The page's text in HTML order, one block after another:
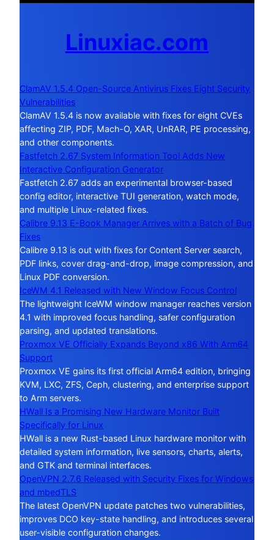
Linuxiac.com
ClamAV 1.5.4 Open-Source Antivirus Fixes Eight Security
Vulnerabilities
ClamAV 1.5.4 is now available with fixes for eight CVEs
affecting ZIP, PDF, Mach-O, XAR, UnRAR, PE processing,
and other components.
Fastfetch 2.67 System Information Tool Adds New
Interactive Configuration Generator
Fastfetch 2.67 adds an experimental browser-based
config editor, interactive TUI generation, watch mode,
and multiple Linux-related fixes.
Calibre 9.13 E-Book Manager Arrives with a Batch of Bug
Fixes
Calibre 9.13 is out with fixes for Content Server search,
PDF links, cover drag-and-drop, image compression, and
Linux PDF conversion.
IceWM 4.1 Released with New Window Focus Control
The lightweight IceWM window manager reaches version
4.1 with improved focus handling, safer configuration
parsing, and updated translations.
Proxmox VE Officially Expands Beyond x86 With Arm64
Support
Proxmox VE gains its first official Arm64 edition, bringing
KVM, LXC, ZFS, Ceph, clustering, and enterprise support
to Arm servers.
HWall Is a Promising New Hardware Monitor Built
Specifically for Linux
HWall is a new Rust-based Linux hardware monitor with
detailed system information, live sensors, charts, alerts,
and GTK and terminal interfaces.
OpenVPN 2.7.6 Released with Security Fixes for Windows
and mbedTLS
The latest OpenVPN update patches two vulnerabilities,
improves DCO key-state handling, and introduces several
user-visible configuration changes.